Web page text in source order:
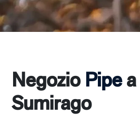
Negozio Pipea
Sumirago